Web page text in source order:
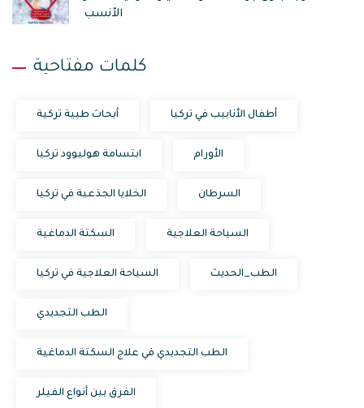
الأنسب
كلمات مفتاحية
أبحاث طبية تركية أطفال الأنابيب في تركيا
ابتسامة هوليوود تركيا الأورام
الخلايا الجذعية في تركيا السرطان
السكتة الدماغية السياحة العلاجية
السياحة العلاجية في تركيا الطب_الحديث
الطب التجديدي
الطب التجديدي في علاج السكتة الدماغية
الفرق بين أنواع الفيلر